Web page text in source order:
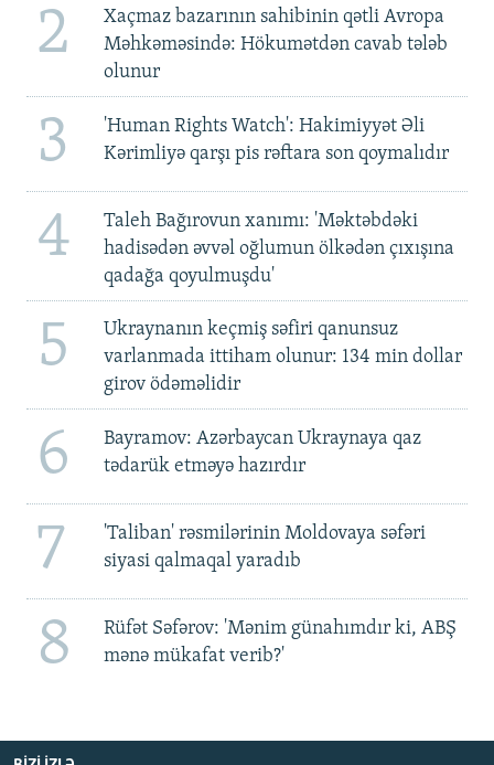
2
Xaçmaz bazarının sahibinin qətli Avropa
Məhkəməsində: Hökumətdən cavab tələb
olunur
3
'Human Rights Watch': Hakimiyyət Əli
Kərimliyə qarşı pis rəftara son qoymalıdır
4
Taleh Bağırovun xanımı: 'Məktəbdəki
hadisədən əvvəl oğlumun ölkədən çıxışına
qadağa qoyulmuşdu'
5
Ukraynanın keçmiş səfiri qanunsuz
varlanmada ittiham olunur: 134 min dollar
girov ödəməlidir
6
Bayramov: Azərbaycan Ukraynaya qaz
tədarük etməyə hazırdır
7
'Taliban' rəsmilərinin Moldovaya səfəri
siyasi qalmaqal yaradıb
8
Rüfət Səfərov: 'Mənim günahımdır ki, ABŞ
mənə mükafat verib?'